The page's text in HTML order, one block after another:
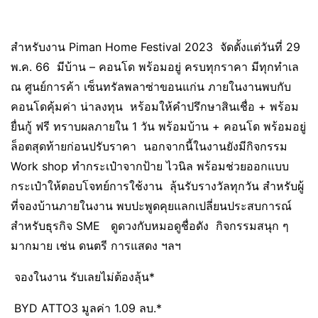
สำหรับงาน Piman Home Festival 2023 จัดตั้งแต่วันที่ 29
พ.ค. 66 มีบ้าน – คอนโด พร้อมอยู่ ครบทุกราคา มีทุกทำเล
ณ ศูนย์การค้า เซ็นทรัลพลาซ่าขอนแก่น ภายในงานพบกับ
คอนโดคุ้มค่า น่าลงทุน หร้อมให้คำปรึกษาสินเชื่อ + พร้อม
ยื่นกู้ ฟรี ทราบผลภายใน 1 วัน พร้อมบ้าน + คอนโด พร้อมอยู่
ล็อตสุดท้ายก่อนปรับราคา นอกจากนี้ในงานยังมีกิจกรรม
Work shop ทำกระเป๋าจากป้าย ไวนิล พร้อมช่วยออกแบบ
กระเป๋าให้ตอบโจทย์การใช้งาน ลุ้นรับรางวัลทุกวัน สำหรับผู้
ที่จองบ้านภายในงาน พบปะพูดคุยแลกเปลี่ยนประสบการณ์
สำหรับธุรกิจ SME ดูดวงกับหมอดูชื่อดัง กิจกรรมสนุก ๆ
มากมาย เช่น ดนตรี การแสดง ฯลฯ
จองในงาน รับเลยไม่ต้องลุ้น*
BYD ATTO3 มูลค่า 1.09 ลบ.*